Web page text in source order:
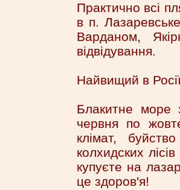
Практично всі
в п.
Варданом,
відвідування.
Найвищий в
Блакитне море
червня по
клімат,
колхидских
купуєте на
це здоров'я!